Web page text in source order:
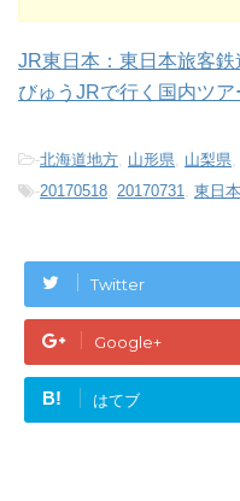
JR東日本：東日本旅客鉄
びゅうJRで行く国内ツア
-北海道地方, 山形県, 山梨県,
-20170518, 20170731, 東日
Twitter
Google+
B! はてブ